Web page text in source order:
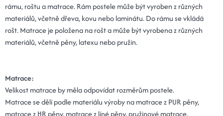
rámu, roštu a matrace. Rám postele může být vyroben z různých
materiálů, včetně dřeva, kovu nebo laminátu. Do rámu se vkládá
rošt. Matrace je položena na rošt a může být vyrobena z různých
materiálů, včetně pěny, latexu nebo pružin.
Matrace:
Velikost matrace by měla odpovídat rozměrům postele.
Matrace se dělí podle materiálu výroby na matrace z PUR pěny,
matrace z HR pěny, matrace z líné pěny, pružinové matrace,